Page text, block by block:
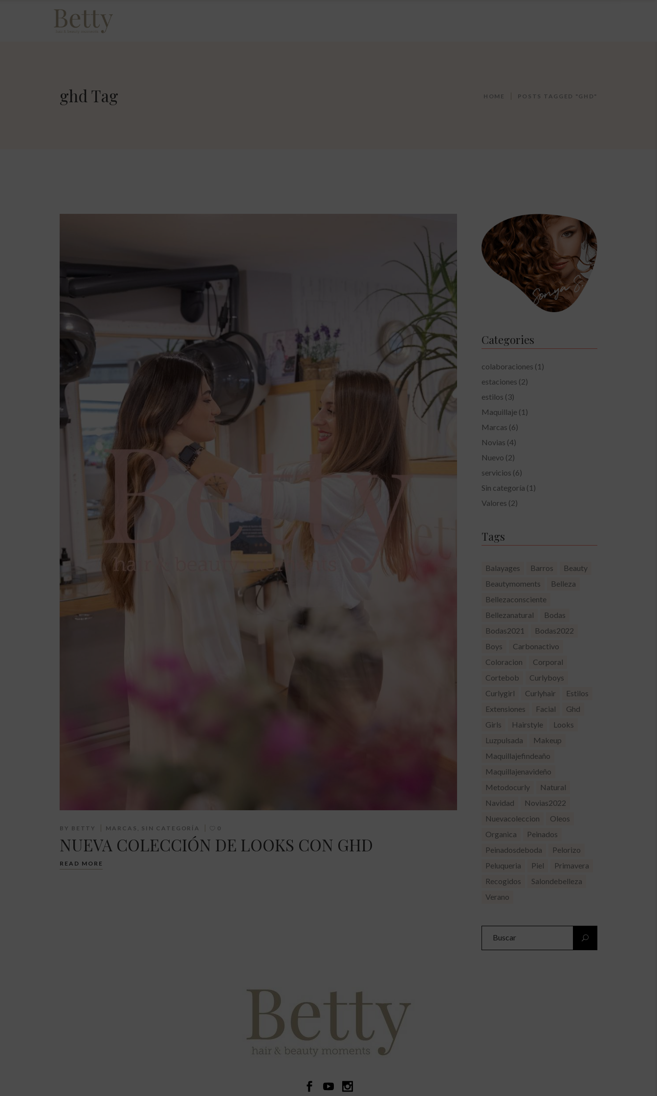
ghd Tag HOME POSTS TAGGED "GHD"
BY BETTY MARCAS SIN CATEGORÍA 0
NUEVA COLECCIÓN DE LOOKS CON GHD
READ MORE
Categories
colaboraciones (1)
estaciones (2)
estilos (3)
Maquillaje(1)
Marcas (6)
Novias (4)
Nuevo (2)
servicios (6)
Sin categoría (1)
Valores (2)
Tags
Balayages Barros
Beauty
Beautymoments
Belleza
Bellezaconsciente
Bellezanatural
Bodas
Bodas2021
Bodas2022
Boys
Carbonactivo
Coloracion
Corporal
Cortebob
Curlyboys
Curlygirl
Curlyhair
Estilos
Extensiones
Facial
Ghd
Girls
Hairstyle
Looks
Luzpulsada
Makeup
Maquillajefindeaño
Maquillajenavideño
Metodocurly
Natural
Navidad
Novias2022
Nuevacoleccion
Oleos
Organica
Peinados
Peinadosdeboda
Pelorizo
Peluqueria
Piel
Primavera
Recogidos
Salondebelleza
Verano